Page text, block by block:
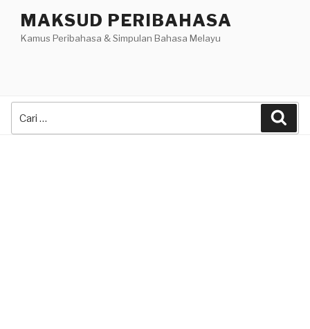
content
MAKSUD PERIBAHASA
Kamus Peribahasa & Simpulan Bahasa Melayu